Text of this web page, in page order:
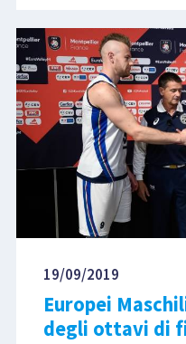
19/09/2019
Europei
degli ottavi di